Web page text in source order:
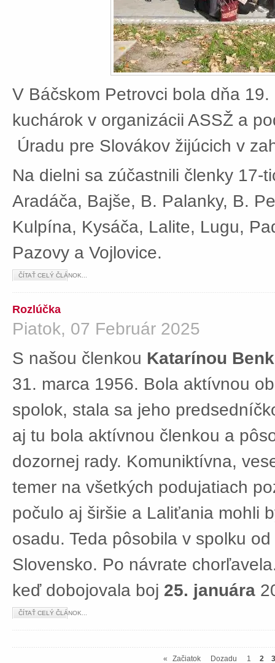
V Báčskom Petrovci bola dňa
kuchárok v organizácii ASSŽ a
Úradu pre Slovákov žijúcich v
Na dielni sa zúčastnili členky 17-
Aradáča, Bajše, B. Palanky, B.
Kulpína, Kysáča, Lalite, Lugu,
Pazovy a Vojlovice.
ČÍTAŤ CELÝ ČLÁNOK...
Rozlúčka
Piatok, 07 Február 2025
S našou členkou Katarínou
31. marca 1956. Bola aktívnou
spolok, stala sa jeho
aj tu bola aktívnou členkou a
dozornej rady. Komuniktívna,
temer na všetkých podujatiach
počulo aj širšie a Laliťania mohli
osadu. Teda pôsobila v spolku
Slovensko. Po návrate
keď dobojovala boj 25. januára
ČÍTAŤ CELÝ ČLÁNOK...
« Začiatok Dozadu 1 2 3